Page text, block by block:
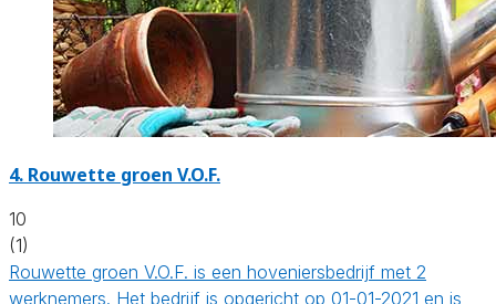
4. Rouwette groen V.O.F.
10
(1)
Rouwette groen V.O.F. is een hoveniersbedrijf met 2
werknemers. Het bedrijf is opgericht op 01-01-2021 en is